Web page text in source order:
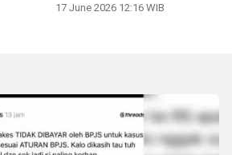
17 June 2026 12:16 WIB